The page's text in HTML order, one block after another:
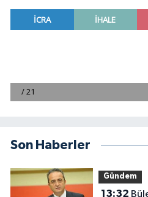
Son Haberler
Gündem
13:32